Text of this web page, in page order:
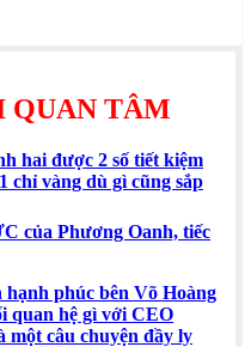
QUAN TÂM
hai được 2 số tiết kiệm
chỉ vàng dù gì cũng sắp
của Phương Oanh, tiếc
phúc bên Võ Hoàng
quan hệ gì với CEO
một câu chuyện đầy ly